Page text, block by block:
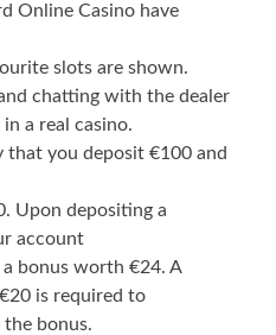
Online Casino have
slots are shown.
chatting with the dealer
a real casino.
that you deposit €100 and
Upon depositing a
account
bonus worth €24. A
is required to
bonus.